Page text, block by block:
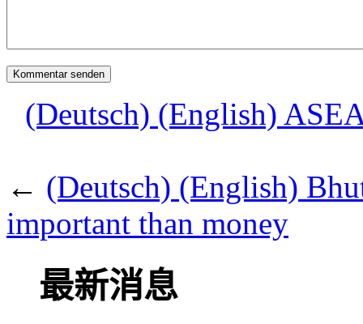
(Deutsch) (English)
← (Deutsch) (English)
important than money
最新消息